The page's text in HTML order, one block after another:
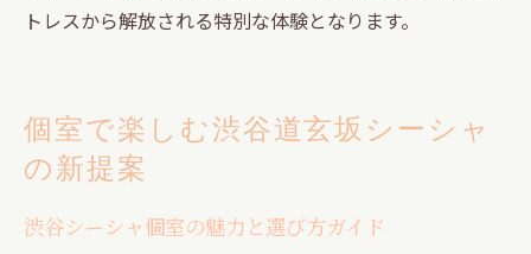
トレスから解放される特別な体験となります。
個室で楽しむ渋谷道玄坂シーシャ
の新提案
渋谷シーシャ個室の魅力と選び方ガイド